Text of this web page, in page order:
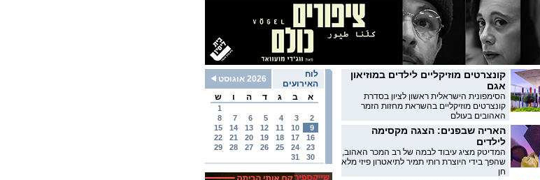
לוח
האירועים
2026 אוגוסט
א
ב ג ד ה ו ש
1
2
3
4
5
6
7
8
9
10
11
12
13
14
15
16
17
18
19
20
21
22
23
24
25
26
27
28
29
30
31
קונצרטים מוזיקליים לילדים במוזיאון
אגם
הסימפונית הישראלית ראשון לציון בסדרת
קונצרטים מוזיקליים בהשראת מחזות הזמר
האהובים בעולם
האריה שבפנים: הצגה מקסימה
לילדים
המדיטק מציג עיבוד לבמה של רב המכר האהוב,
שהפך בידי היוצרת רותי תמיר לתיאטרון פיזי מלא
חן